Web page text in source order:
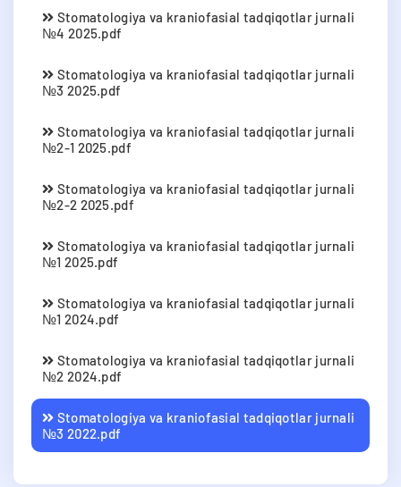
Stomatologiya va kraniofasial tadqiqotlar jurnali
№4 2025.pdf
Stomatologiya va kraniofasial tadqiqotlar jurnali
№3 2025.pdf
Stomatologiya va kraniofasial tadqiqotlar jurnali
№2-1 2025.pdf
Stomatologiya va kraniofasial tadqiqotlar jurnali
№2-2 2025.pdf
Stomatologiya va kraniofasial tadqiqotlar jurnali
№1 2025.pdf
Stomatologiya va kraniofasial tadqiqotlar jurnali
№1 2024.pdf
Stomatologiya va kraniofasial tadqiqotlar jurnali
№2 2024.pdf
Stomatologiya va kraniofasial tadqiqotlar jurnali
№3 2022.pdf